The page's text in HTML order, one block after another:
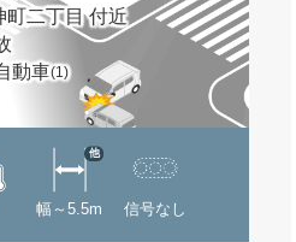
町二丁目 付近
動車(1)
幅～5.5m
他
信号なし